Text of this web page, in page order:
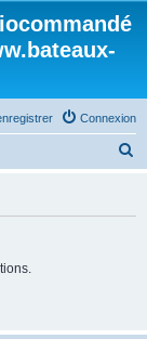
Connexion